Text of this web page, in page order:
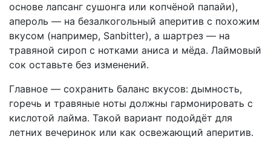
основе лапсанг сушонга или копчёной папайи),
апероль — на безалкогольный аперитив с похожим
вкусом (например, Sanbitter), а шартрез — на
травяной сироп с нотками аниса и мёда. Лаймовый
сок оставьте без изменений.
Главное — сохранить баланс вкусов: дымность,
горечь и травяные ноты должны гармонировать с
кислотой лайма. Такой вариант подойдёт для
летних вечеринок или как освежающий аперитив.